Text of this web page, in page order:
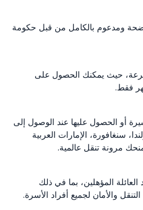
ومدعوم بالكامل من قبل حكومة
حيث يمكنك الحصول على
أو الحصول عليها عند الوصول إلى
سنغافورة، الإمارات العربية
مرونة تنقل عالمية.
المؤهلين، بما في ذلك
والأمان لجميع أفراد الأسرة.